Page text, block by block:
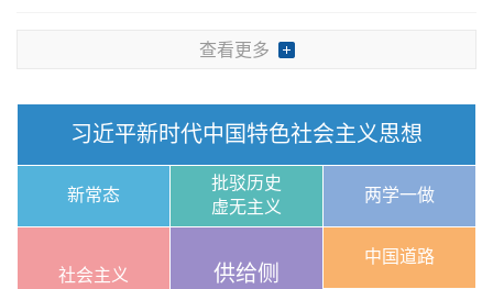
查看更多
习近平新时代中国特色社会主义思想
新常态
批驳历史
虚无主义
两学一做
社会主义
供给侧
中国道路